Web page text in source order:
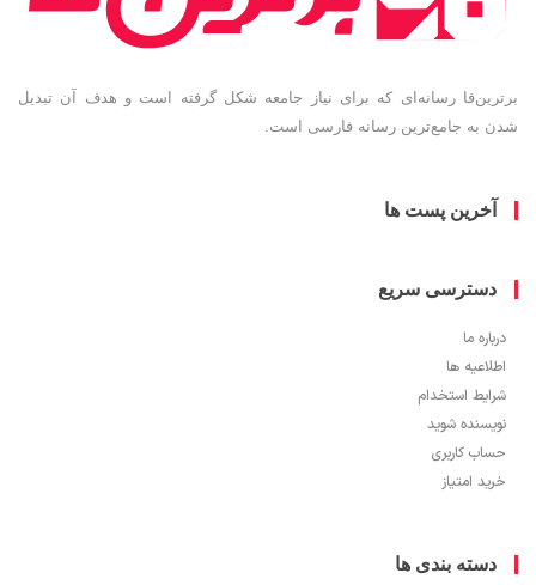
رسانه‌ای که برای نیاز جامعه شکل گرفته است و هدف آن تبدیل
جامع‌ترین رسانه فارسی است.
پست ها
سریع
ها
استخدام
شوید
کاربری
امتیاز
بندی ها